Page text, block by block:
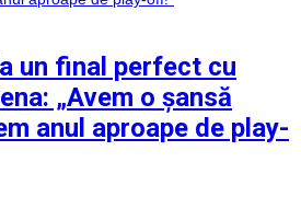
„stins”
Farul
și
încheie
anul
cu
un final perfect cu
„Avem o șansă
anul aproape de play-